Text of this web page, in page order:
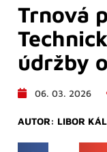
Trnová
údržby
06. 03. 2026
AUTOR: LIBOR